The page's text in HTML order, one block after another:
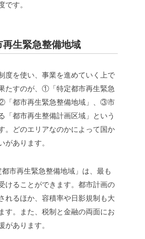
です。
生緊急整備地域
度を使い、事業を進めていく上で
たすのが、①「特定都市再生緊急
「都市再生緊急整備地域」、③市
「都市再生整備計画区域」という
。どのエリアなのかによって国か
があります。
市再生緊急整備地域」は、最も
けることができます。都市計画の
れるほか、容積率や日影規制も大
す。また、税制と金融の両面にお
があります。